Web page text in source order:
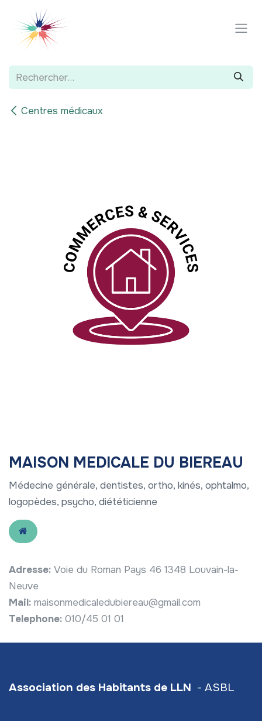
Centres médicaux
MAISON MEDICALE DU BIEREAU
Médecine générale, dentistes, ortho, kinés, ophtalmo,
logopèdes, psycho, diététicienne
Adresse: Voie du Roman Pays 46 1348 Louvain-la-
Neuve
Mail: maisonmedicaledubiereau@gmail.com
Telephone: 010/45 01 01
Association des Habitants de LLN - ASBL